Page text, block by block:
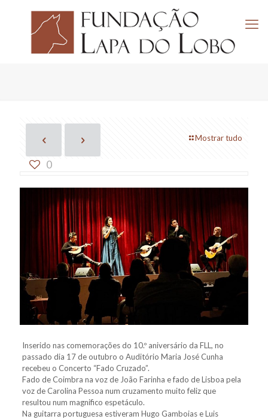
Mostrar tudo
0
Inserido nas comemorações do 10.º aniversário da FLL, no
passado dia 17 de outubro o Auditório Maria José Cunha
recebeu o Concerto “Fado Cruzado”.
Fado de Coimbra na voz de João Farinha e fado de Lisboa pela
voz de Carolina Pessoa num cruzamento muito feliz que
resultou num magnifico espetáculo.
Na guitarra portuguesa estiveram Hugo Gamboias e Luis